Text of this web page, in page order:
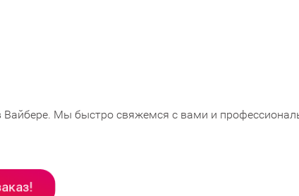
Вайбере. Мы быстро свяжемся с вами и